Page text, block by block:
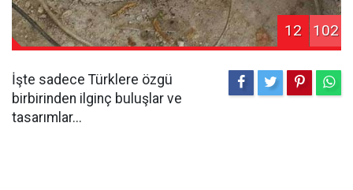
12 102
İşte sadece Türklere özgü
birbirinden ilginç buluşlar ve
tasarımlar...